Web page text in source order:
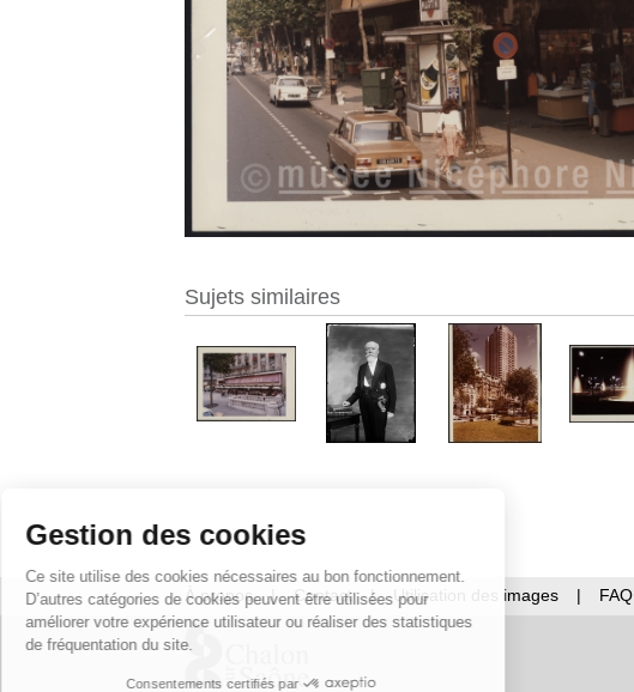
Sujets similaires
À propos | Contact | Utilisation des images | FAQ
Gestion des cookies
Ce site utilise des cookies nécessaires au bon fonctionnement.
D’autres catégories de cookies peuvent être utilisées pour
améliorer votre expérience utilisateur ou réaliser des statistiques
de fréquentation du site.
Consentements certifiés par